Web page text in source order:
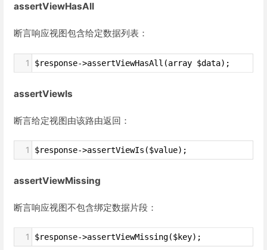
assertViewHasAll
断言响应视图包含给定数据列表：
1 $response->assertViewHasAll(array $data);
assertViewIs
断言给定视图由该路由返回：
1 $response->assertViewIs($value);
assertViewMissing
断言响应视图不包含绑定数据片段：
1 $response->assertViewMissing($key);